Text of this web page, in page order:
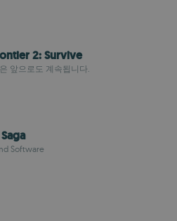
2: Survive
앞으로도 계속됩니다.
Software